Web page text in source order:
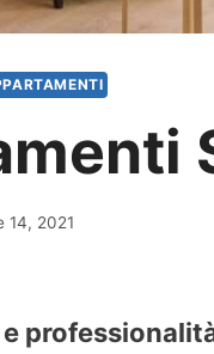
14, 2021